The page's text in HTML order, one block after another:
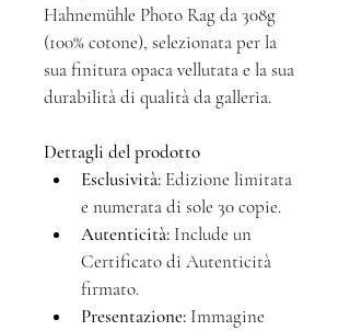
Hahnemühle Photo Rag da 308g
(100% cotone), selezionata per la
sua finitura opaca vellutata e la sua
durabilità di qualità da galleria.
Dettagli del prodotto
Esclusività: Edizione limitata
e numerata di sole 30 copie.
Autenticità: Include un
Certificato di Autenticità
firmato.
Presentazione: Immagine